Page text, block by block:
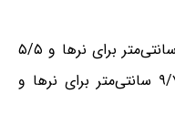
پوزه تا پایه‌ی دُم به درازای ۵/۴ سانتی‌متر برای نرها و ۵/۵
سانتی‌متر برای ماده‌ها، دُم به درازای ۹/۷ سانتی‌متر برای نرها و